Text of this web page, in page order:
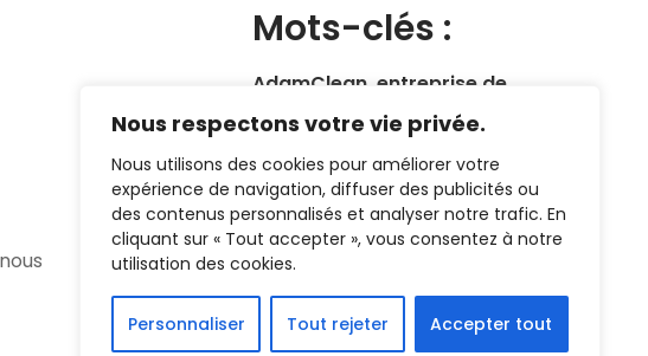
Nous respectons votre vie privée.
Nous utilisons des cookies pour améliorer votre
expérience de navigation, diffuser des publicités ou
des contenus personnalisés et analyser notre trafic. En
cliquant sur « Tout accepter », vous consentez à notre
utilisation des cookies.
Personnaliser Tout rejeter Accepter tout
Mots-clés :
AdamClean, entreprise de
nettoyage de bureaux,
traitement des sols,
nettoyage des communs,
escalators, vitres, peinture,
réparation, homme à tout
faire.